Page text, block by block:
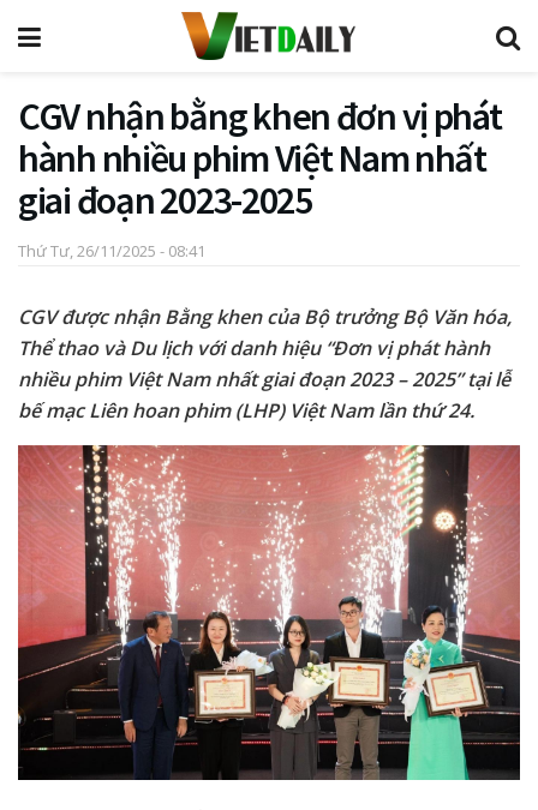
CGV nhận bằng khen đơn vị phát
hành nhiều phim Việt Nam nhất
giai đoạn 2023-2025
Thứ Tư, 26/11/2025 - 08:41
CGV được nhận Bằng khen của Bộ trưởng Bộ Văn hóa,
Thể thao và Du lịch với danh hiệu “Đơn vị phát hành
nhiều phim Việt Nam nhất giai đoạn 2023 – 2025” tại lễ
bế mạc Liên hoan phim (LHP) Việt Nam lần thứ 24.